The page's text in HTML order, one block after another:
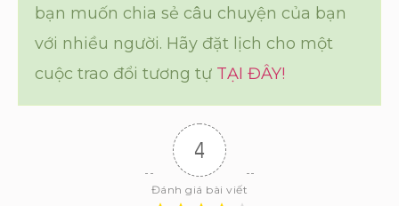
bạn muốn chia sẻ câu chuyện của bạn
với nhiều người. Hãy đặt lịch cho một
cuộc trao đổi tương tự TẠI ĐÂY!
4
Đánh giá bài viết